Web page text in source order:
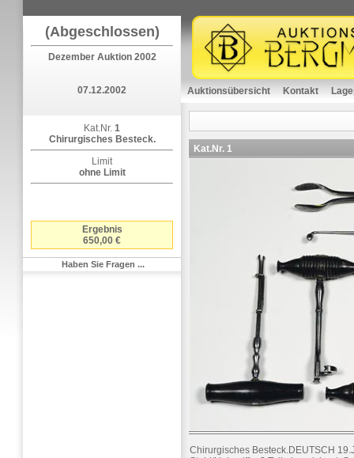
(Abgeschlossen)
Dezember Auktion 2002
07.12.2002
Kat.Nr. 1
Chirurgisches Besteck.
Limit
ohne Limit
Ergebnis
650,00 €
Haben Sie Fragen ...
Auktionsübersicht Kontakt
Kat.Nr. 1
Chirurgisches Besteck.DEUTSCH